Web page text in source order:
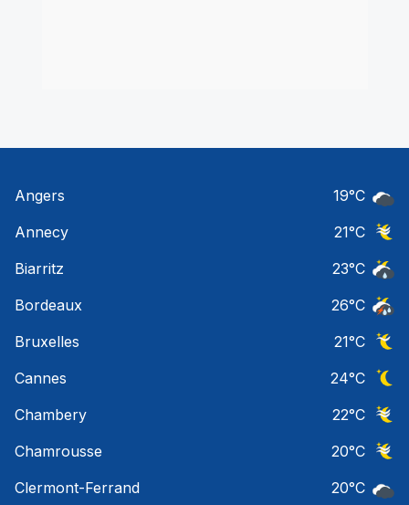
Angers 19°C
Annecy
21°C
Biarritz
23°C
Bordeaux
26°C
Bruxelles
21°C
Cannes
24°C
Chambery
22°C
Chamrousse
20°C
Clermont-Ferrand
20°C